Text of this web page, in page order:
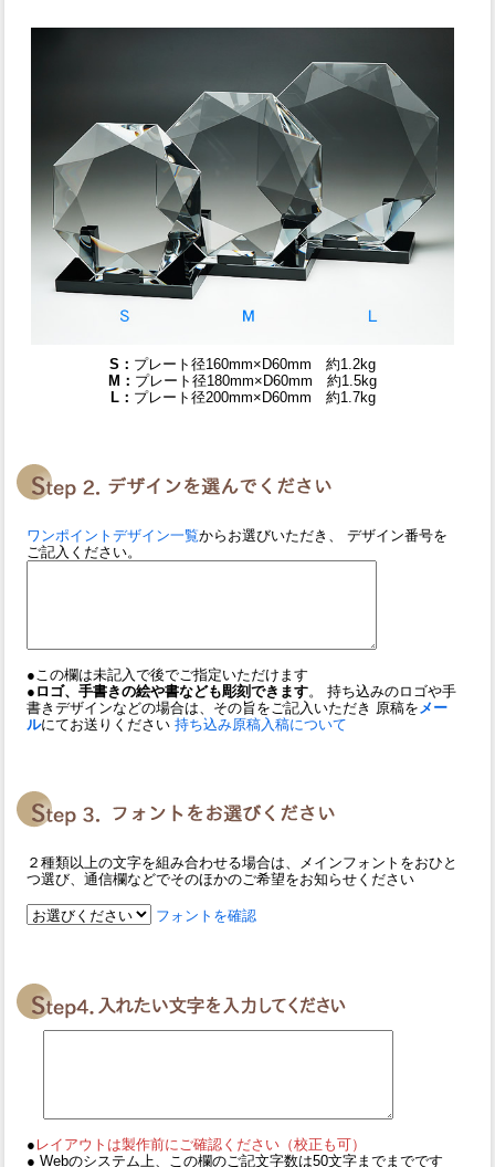
S： プレート径160mm×D60mm 約1.2kg
M： プレート径180mm×D60mm 約1.5kg
L： プレート径200mm×D60mm 約1.7kg
ワンポイントデザイン一覧からお選びいただき、 デザイン番号を
ご記入ください。
●この欄は未記入で後でご指定いただけます
●ロゴ、手書きの絵や書なども彫刻できます。 持ち込みのロゴや手
書きデザインなどの場合は、その旨をご記入いただき 原稿を メー
ルにてお送りください 持ち込み原稿入稿について
２種類以上の文字を組み合わせる場合は、メインフォントをおひと
つ選び、通信欄などでそのほかのご希望をお知らせください
フォントを確認
● レイアウトは製作前にご確認ください（校正も可）
● Webのシステム上、この欄のご記文字数は50文字までまでです